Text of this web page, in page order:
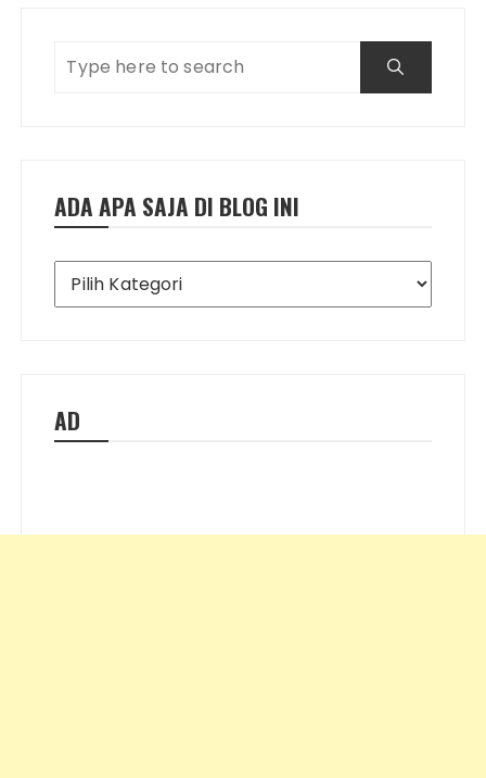
ADA APA SAJA DI BLOG INI
Ada
Apa
AD